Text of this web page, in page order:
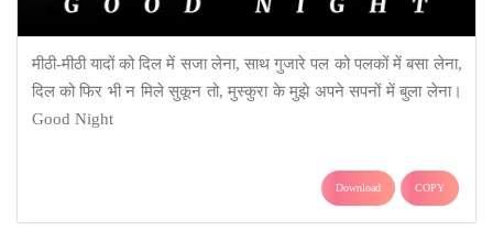
मीठी-मीठी यादों को दिल में सजा लेना, साथ गुजारे पल को पलकों में बसा लेना,
दिल को फिर भी न मिले सुकून तो, मुस्कुरा के मुझे अपने सपनों में बुला लेना।
Good Night
Download COPY